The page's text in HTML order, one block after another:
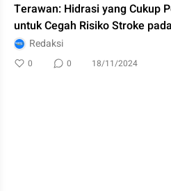
Terawan: Hidrasi yang Cukup
untuk Cegah Risiko Stroke
Redaksi
0 0 18/11/2024